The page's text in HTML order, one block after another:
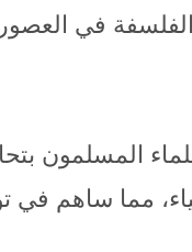
في
المسلمون
مما ساهم في